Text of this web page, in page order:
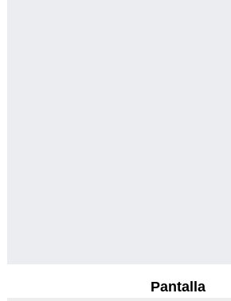
Pantalla